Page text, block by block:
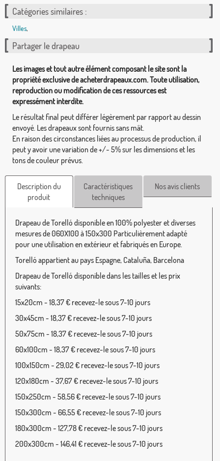
Catégories similaires :
Villes,
Partager le drapeau
Les images et tout autre élément composant le site sont la
propriété exclusive de acheterdrapeaux.com. Toute utilisation,
reproduction ou modification de ces ressources est
expressément interdite.
Le résultat final peut différer légèrement par rapport au dessin
envoyé. Les drapeaux sont fournis sans mât.
En raison des circonstances liées au processus de production, il
peut y avoir une variation de +/- 5% sur les dimensions et les
tons de couleur prévus.
Description du
produit
Caractéristiques
techniques
Nos avis clients
Drapeau de Torelló disponible en 100% polyester et diverses
mesures de 060X100 à 150x300 Particulièrement adapté
pour une utilisation en extérieur et fabriqués en Europe.
Torelló appartient au pays Espagne, Cataluña, Barcelona
Drapeau de Torelló disponible dans les tailles et les prix
suivants:
15x20cm - 18,37 € recevez-le sous 7-10 jours
30x45cm - 18,37 € recevez-le sous 7-10 jours
50x75cm - 18,37 € recevez-le sous 7-10 jours
60x100cm - 18,37 € recevez-le sous 7-10 jours
100x150cm - 29,02 € recevez-le sous 7-10 jours
120x180cm - 37,67 € recevez-le sous 7-10 jours
150x250cm - 58,56 € recevez-le sous 7-10 jours
150x300cm - 66,55 € recevez-le sous 7-10 jours
180x300cm - 127,78 € recevez-le sous 7-10 jours
200x300cm - 146,41 € recevez-le sous 7-10 jours